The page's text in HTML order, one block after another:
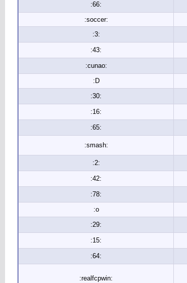
:66:
:soccer:
:3:
:43:
:cunao:
:D
:30:
:16:
:65:
:smash:
:2:
:42:
:78:
:o
:29:
:15:
:64:
:realfcpwin: